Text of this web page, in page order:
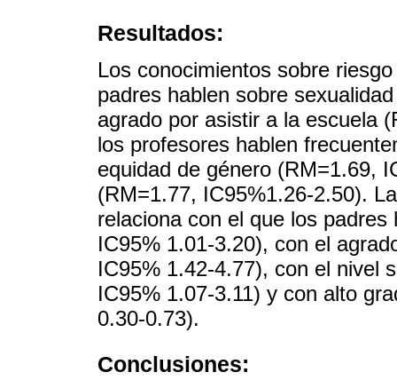
Resultados:
Los conocimientos sobre
padres hablen sobre
agrado por asistir a la escuela
los profesores hablen
equidad de género (RM=1.69,
(RM=1.77, IC95%1.26-2.50).
relaciona con el que los
IC95% 1.01-3.20), con el
IC95% 1.42-4.77), con el nivel
IC95% 1.07-3.11) y con alto
0.30-0.73).
Conclusiones: